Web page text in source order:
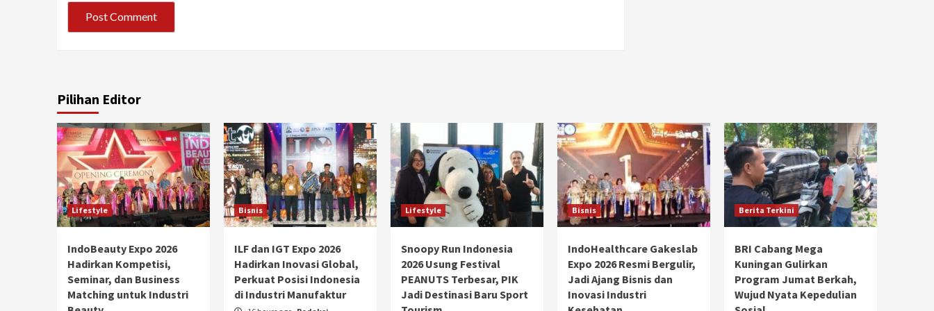
Pilihan Editor
Lifestyle
IndoBeauty Expo 2026
Hadirkan Kompetisi,
Seminar, dan Business
Matching untuk Industri
Bisnis
ILF dan IGT Expo 2026
Hadirkan Inovasi Global,
Perkuat Posisi Indonesia
di Industri Manufaktur
Lifestyle
Snoopy Run Indonesia
2026 Usung Festival
PEANUTS Terbesar, PIK
Jadi Destinasi Baru Sport
Bisnis
IndoHealthcare Gakeslab
Expo 2026 Resmi Bergulir,
Jadi Ajang Bisnis dan
Inovasi Industri
Berita Terkini
BRI Cabang Mega
Kuningan Gulirkan
Program Jumat Berkah,
Wujud Nyata Kepedulian